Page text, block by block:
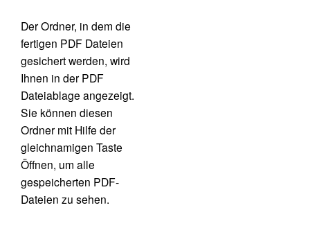
Der Ordner, in dem die
fertigen PDF Dateien
gesichert werden, wird
Ihnen in der PDF
Dateiablage angezeigt.
Sie können diesen
Ordner mit Hilfe der
gleichnamigen Taste
Öffnen, um alle
gespeicherten PDF-
Dateien zu sehen.